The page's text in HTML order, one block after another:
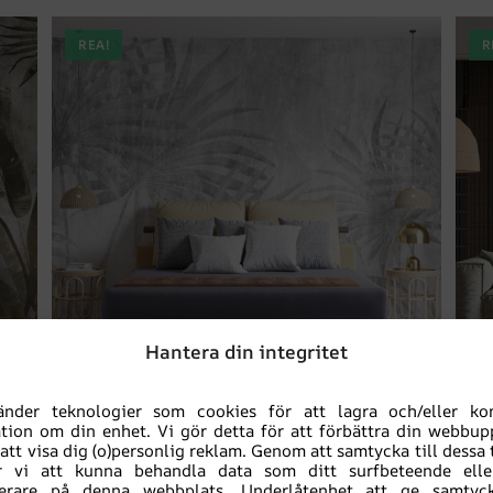
Hantera din integritet
teknologier som cookies för att lagra och/eller
om din enhet. Vi gör detta för att förbättra din
visa dig (o)personlig reklam. Genom att samtycka till dessa
vi att kunna behandla data som ditt surfbeteende
REA!
Fototapet Blade Leaves